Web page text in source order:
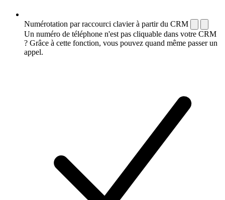
Numérotation par raccourci clavier à partir du CRM
Un numéro de téléphone n'est pas cliquable dans votre CRM
? Grâce à cette fonction, vous pouvez quand même passer un
appel.